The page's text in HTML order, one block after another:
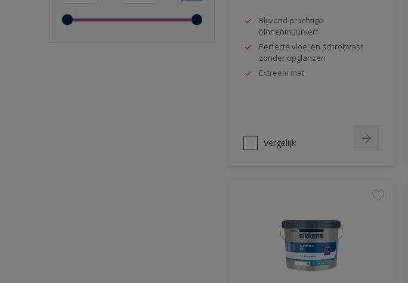
Sneldrogend
Blijvend prachtige
binnenmuurverf
Perfecte vloei en schrobvast
zonder opglanzen
Extreem mat
Vergelijk